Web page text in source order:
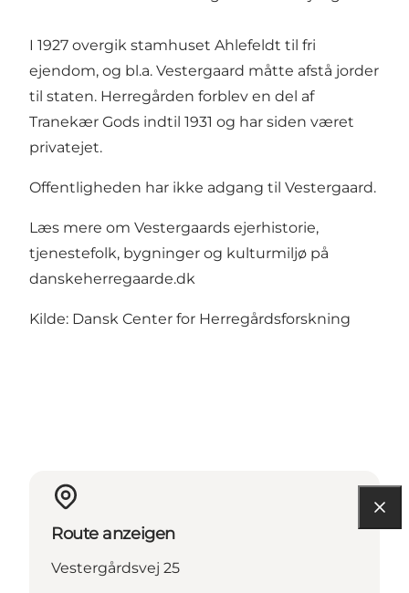
I 1927 overgik stamhuset Ahlefeldt til fri
ejendom, og bl.a. Vestergaard måtte afstå jorder
til staten. Herregården forblev en del af
Tranekær Gods indtil 1931 og har siden været
privatejet.
Offentligheden har ikke adgang til Vestergaard.
Læs mere om Vestergaards ejerhistorie,
tjenestefolk, bygninger og kulturmiljø på
danskeherregaarde.dk
Kilde: Dansk Center for Herregårdsforskning
Route anzeigen
Vestergårdsvej 25